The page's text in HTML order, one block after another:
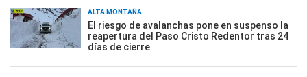
ALTA MONTAÑA
El riesgo de avalanchas pone en suspenso la
reapertura del Paso Cristo Redentor tras 24
días de cierre